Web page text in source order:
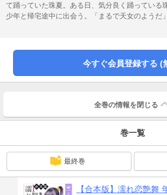
て踊っていた珠夏。ある日、気分良く踊っている
少年と帰宅途中に出会う。「まるで天女のようだ
年下の彼に、心が揺れ動き…。 ※「濡れ恋艶舞
今すぐ会員登録する (
全巻の情報を 閉じる
巻一覧
最終巻
【合本版】濡れ恋艶舞